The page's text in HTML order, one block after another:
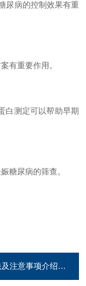
尿病的控制效果有重
有重要作用。
测定可以帮助早期
糖尿病的筛查。
注意事项介绍